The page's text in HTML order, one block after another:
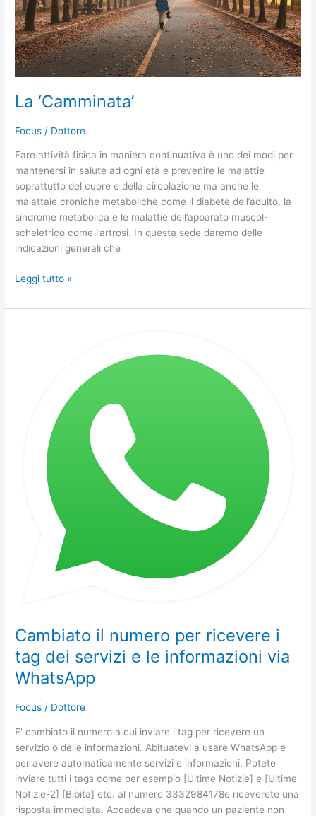
La ‘Camminata’
Focus / Dottore
Fare attività fisica in maniera continuativa è uno dei modi per
mantenersi in salute ad ogni età e prevenire le malattie
soprattutto del cuore e della circolazione ma anche le
malattaie croniche metaboliche come il diabete dell’adulto, la
sindrome metabolica e le malattie dell’apparato muscol-
scheletrico come l’artrosi. In questa sede daremo delle
indicazioni generali che
Leggi tutto »
Cambiato il numero per ricevere i
tag dei servizi e le informazioni via
WhatsApp
Focus / Dottore
E’ cambiato il numero a cui inviare i tag per ricevere un
servizio o delle informazioni. Abituatevi a usare WhatsApp e
per avere automaticamente servizi e informazioni. Potete
inviare tutti i tags come per esempio [Ultime Notizie] e [Ultime
Notizie-2] [Bibita] etc. al numero 3332984178e riceverete una
risposta immediata. Accadeva che quando un paziente non
informazioni